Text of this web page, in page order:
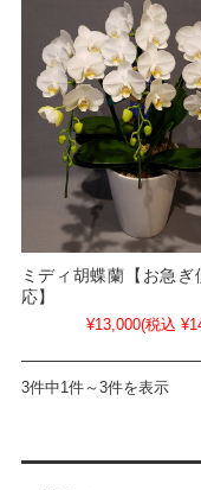
ミディ胡蝶蘭【お急ぎ
応】
¥13,000(税込
3件中1件～3件を表示